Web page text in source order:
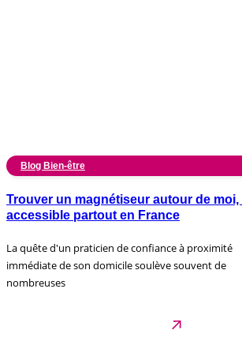
Blog Bien-être
Trouver un magnétiseur autour de
accessible partout en France
La quête d'un praticien de confiance à proximité
immédiate de son domicile soulève souvent de
nombreuses